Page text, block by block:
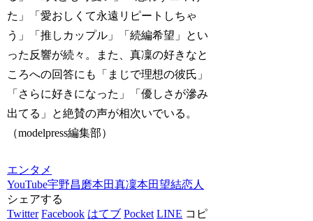
た」「愛おしくて永遠リピートしちゃ
う」「推しカップル」「続編希望」とい
った反響が続々。また、真凜の好きなと
ころへの回答にも「まじで理想の彼氏」
「さらに好きになった」「優しさが滲み
出てる」と絶賛の声が相次いでいる。
（modelpress編集部）
エンタメ
YouTube宇野昌磨本田真凜本田望結恋人
シェアする
Twitter Facebook はてブ Pocket LINE コピ